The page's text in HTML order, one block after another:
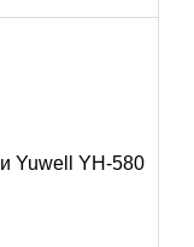
Yuwell YH-580